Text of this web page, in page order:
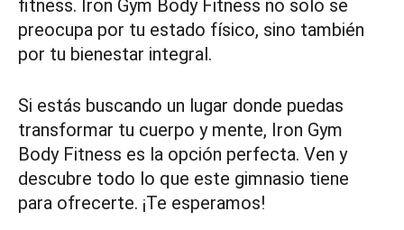
fitness. Iron Gym Body Fitness no solo se
preocupa por tu estado físico, sino también
por tu bienestar integral.
Si estás buscando un lugar donde puedas
transformar tu cuerpo y mente, Iron Gym
Body Fitness es la opción perfecta. Ven y
descubre todo lo que este gimnasio tiene
para ofrecerte. ¡Te esperamos!